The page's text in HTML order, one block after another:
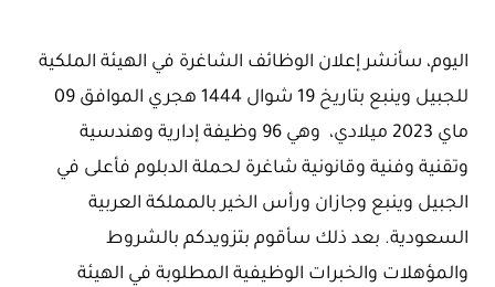
اليوم، سأنشر إعلان الوظائف الشاغرة في الهيئة الملكية
للجبيل وينبع بتاريخ 19 شوال 1444 هجري الموافق 09
ماي 2023 ميلادي، وهي 96 وظيفة إدارية وهندسية
وتقنية وفنية وقانونية شاغرة لحملة الدبلوم فأعلى في
الجبيل وينبع وجازان ورأس الخير بالمملكة العربية
السعودية. بعد ذلك سأقوم بتزويدكم بالشروط
والمؤهلات والخبرات الوظيفية المطلوبة في الهيئة